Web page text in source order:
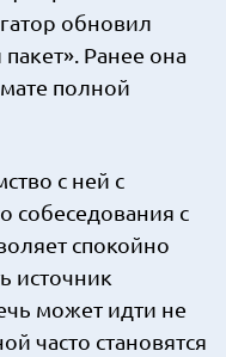
обновил
Ранее она
полной
с ней с
собеседования с
спокойно
источник
может идти не
часто становятся